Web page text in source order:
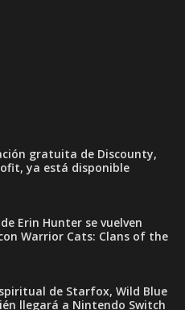
gratuita de Discounty,
ya está disponible
Erin Hunter se vuelven
Warrior Cats: Clans of the
de Starfox, Wild Blue
llegará a Nintendo Switch